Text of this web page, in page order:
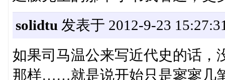
solidtu 发表于 2012-9-23
如果司马温公来写近代史的话，
那样……就是说开始只是寥寥几